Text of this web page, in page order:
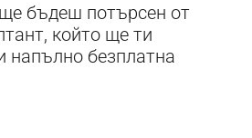
бъдеш потърсен от
който ще ти
напълно безплатна